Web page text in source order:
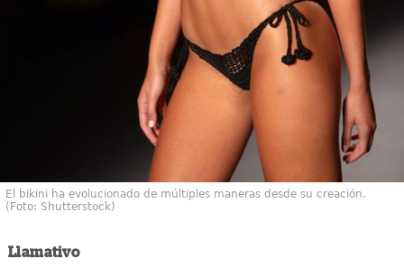
El bikini ha evolucionado de múltiples maneras desde su creación.
(Foto: Shutterstock)
Llamativo